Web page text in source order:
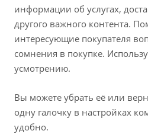
информации об услугах,
другого важного контента.
интересующие покупателя
сомнения в покупке.
усмотрению.
Вы можете убрать её или
одну галочку в настройках
удобно.